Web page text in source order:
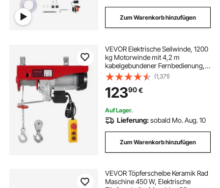
Zum Warenkorb hinzufügen
VEVOR Elektrische Seilwinde, 1200
kg Motorwinde mit 4,2 m
kabelgebundener Fernbedienung,
12 m Hubhöhe mit Einzelkabel,
Einzel-/Doppelschlingen, Not-Aus,
Hebezeug für Garage, Lager, Fabrik
(1,371)
12390€
Auf Lager.
Lieferung:sobald Mo. Aug. 10
Zum Warenkorb hinzufügen
VEVOR Töpferscheibe Keramik Rad
Maschine 450 W, Elektrische